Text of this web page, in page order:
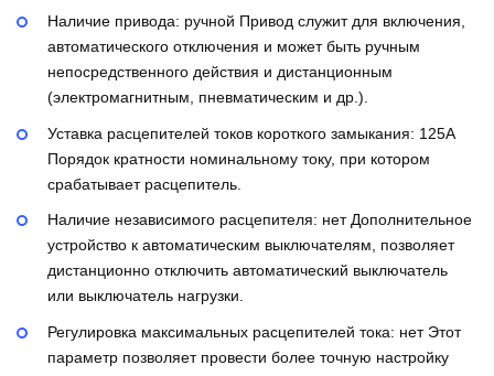
Наличие привода: ручной Привод служит для включения,
автоматического отключения и может быть ручным
непосредственного действия и дистанционным
(электромагнитным, пневматическим и др.).
Уставка расцепителей токов короткого замыкания: 125А
Порядок кратности номинальному току, при котором
срабатывает расцепитель.
Наличие независимого расцепителя: нетДополнительное
устройство к автоматическим выключателям, позволяет
дистанционно отключить автоматический выключатель
или выключатель нагрузки.
Регулировка максимальных расцепителей тока: нет Этот
параметр позволяет провести более точную настройку